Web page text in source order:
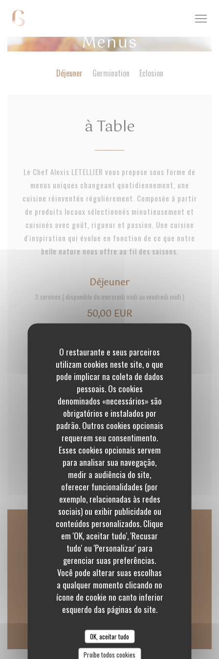
Painel de Gerenciamento de Cookies
O restaurante e seus parceiros
utilizam cookies neste site, o que
pode implicar na coleta de dados
pessoais. Os cookies
denominados «necessários» são
obrigatórios e instalados por
padrão. Outros cookies opcionais
requerem seu consentimento.
Esses cookies opcionais servem
para analisar sua navegação,
medir a audiência do site,
oferecer funcionalidades (por
exemplo, relacionadas às redes
sociais) ou exibir publicidade ou
conteúdos personalizados. Clique
em 'OK, aceitar tudo', 'Recusar
tudo' ou 'Personalizar' para
gerenciar suas preferências.
Você pode alterar suas escolhas
a qualquer momento clicando no
ícone de cookie no canto inferior
esquerdo das páginas do site.
OK, aceitar tudo
Proíbe todos cookies
Menus
Déjeuner Germination Eclosion
à Table
Le Chef Alexis LETELLIER vous propose sous forme de
menus uniques changeant quotidiennement, une
cuisine réinventée régulièrement. Composée à partir
de produits locaux sélectionnés minutieusement et
cuisinés avec goût, rigueur et passion. Une cuisine
d'inspiration qui évolue en fonction de ce que notre
belle nature nous offre au fil des saisons.
Déjeuner
3 services ( disponible du mercredi midi au vendredi midi )
50,00 EUR
Germination
4 services ( du mardi soir au samedi )
75,00 EUR
Eclosion
7 services (servi tous les soirs ainsi que le samedi midi)
115,00 EUR
Mapa e Contacto
10 Rue nationale, 41120 Cellettes 41120 Cellettes
02 54 74 67 15
Facebook ((abre numa nova janela))
Instagram ((abre numa nova